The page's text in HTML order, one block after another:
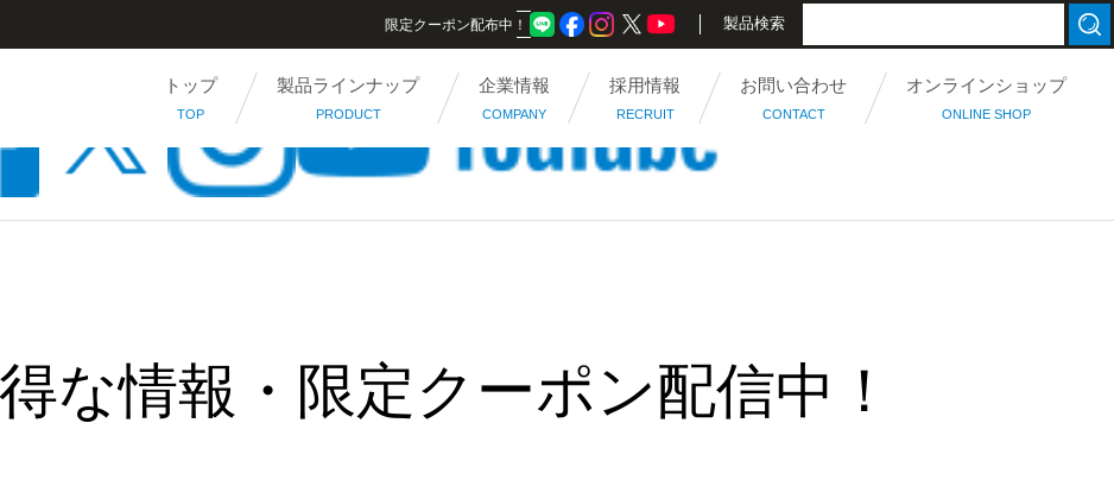
限定クーポン配布中！ 製品検索
トップ
TOP
製品ラインナップ
PRODUCT
企業情報
COMPANY
採用情報
RECRUIT
お問い合わせ
CONTACT
オンラインショップ
ONLINE SHOP
な情報・限定クーポン配信中！